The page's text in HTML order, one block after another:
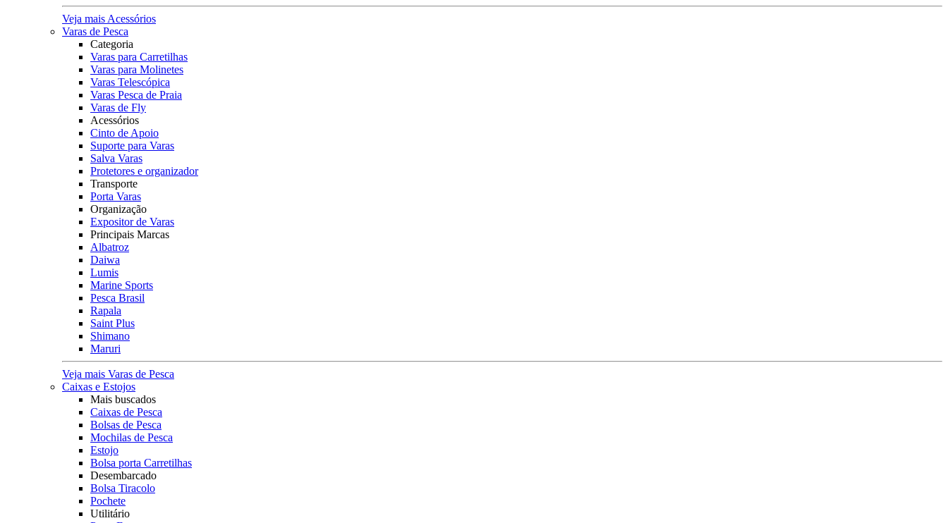
Veja mais Acessórios
Varas de Pesca
Categoria
Varas para Carretilhas
Varas para Molinetes
Varas Telescópica
Varas Pesca de Praia
Varas de Fly
Acessórios
Cinto de Apoio
Suporte para Varas
Salva Varas
Protetores e organizador
Transporte
Porta Varas
Organização
Expositor de Varas
Principais Marcas
Albatroz
Daiwa
Lumis
Marine Sports
Pesca Brasil
Rapala
Saint Plus
Shimano
Maruri
Veja mais Varas de Pesca
Caixas e Estojos
Mais buscados
Caixas de Pesca
Bolsas de Pesca
Mochilas de Pesca
Estojo
Bolsa porta Carretilhas
Desembarcado
Bolsa Tiracolo
Pochete
Utilitário